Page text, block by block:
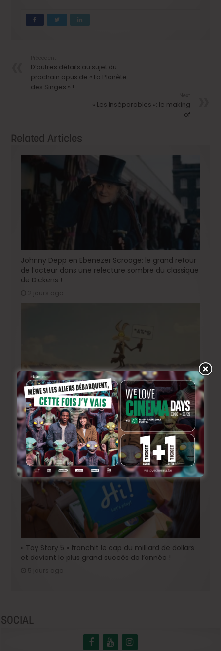
D’autres détails au sujet du
prochain opus de « La Planète
des Singes » !
« Les Inséparables »: le making
of
Related Articles
Johnny Depp en Ebenezer Scrooge: le grand retour
de l’acteur dans une relecture sombre du classique
de Dickens !
2 jours ago
« Coyote vs. Acme », le film maudit de Hollywood a
enfin une date de sortie !
4 jours ago
« Toy Story 5 » franchit le cap du milliard de dollars
et devient le plus grand succès de l’année !
SOCIAL